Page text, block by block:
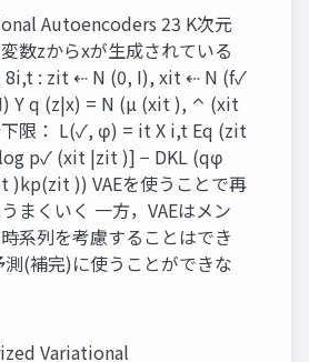
Autoencoders 23 K次元
数zからxが生成されている
8i,t : zit ⇠ N (0, I), xit ⇠ N (f✓
Y q (z|x) = N (µ (xit ), ⌃ (xit
限： L(✓, φ) = it X i,t Eq (zit
p✓ (xit |zit )] − DKL (qφ
)kp(zit )) VAEを使うことで再
まくいく 一方，VAEはメン
系列を考慮することはでき
測(補完)に使うことができな
Variational